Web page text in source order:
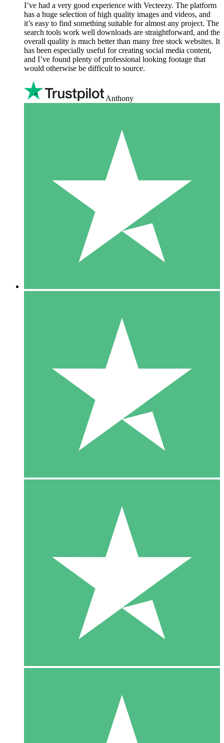
I’ve had a very good experience with Vecteezy. The platform
has a huge selection of high quality images and videos, and
it’s easy to find something suitable for almost any project. The
search tools work well downloads are straightforward, and the
overall quality is much better than many free stock websites. It
has been especially useful for creating social media content,
and I’ve found plenty of professional looking footage that
would otherwise be difficult to source.
Anthony